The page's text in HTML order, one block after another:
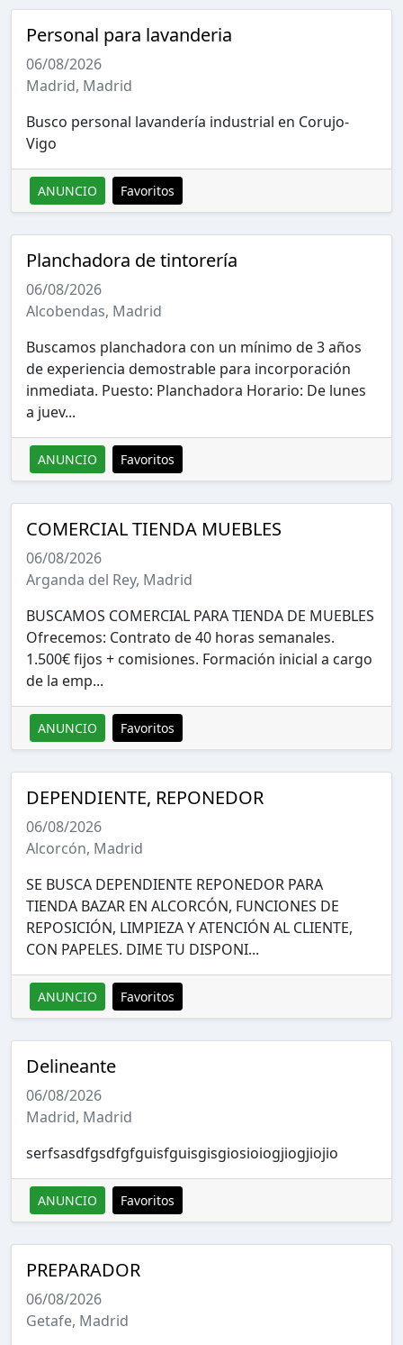
Personal para lavanderia
06/08/2026
Madrid, Madrid
Busco personal lavandería industrial en Corujo-
Vigo
ANUNCIO Favoritos
Planchadora de tintorería
06/08/2026
Alcobendas, Madrid
Buscamos planchadora con un mínimo de 3 años
de experiencia demostrable para incorporación
inmediata. Puesto: Planchadora Horario: De lunes
a juev...
ANUNCIO Favoritos
COMERCIAL TIENDA MUEBLES
06/08/2026
Arganda del Rey, Madrid
BUSCAMOS COMERCIAL PARA TIENDA DE MUEBLES
Ofrecemos: Contrato de 40 horas semanales.
1.500€ fijos + comisiones. Formación inicial a cargo
de la emp...
ANUNCIO Favoritos
DEPENDIENTE, REPONEDOR
06/08/2026
Alcorcón, Madrid
SE BUSCA DEPENDIENTE REPONEDOR PARA
TIENDA BAZAR EN ALCORCÓN, FUNCIONES DE
REPOSICIÓN, LIMPIEZA Y ATENCIÓN AL CLIENTE,
CON PAPELES. DIME TU DISPONI...
ANUNCIO Favoritos
Delineante
06/08/2026
Madrid, Madrid
serfsasdfgsdfgfguisfguisgisgiosioiogjiogjiojio
ANUNCIO Favoritos
PREPARADOR
06/08/2026
Getafe, Madrid